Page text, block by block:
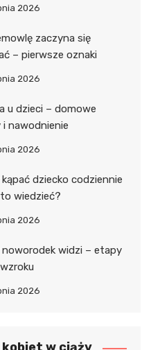
2026
zaczyna się
– pierwsze oznaki
2026
u dzieci – domowe
nawodnienie
2026
kąpać dziecko codziennie
wiedzieć?
2026
noworodek widzi – etapy
2026